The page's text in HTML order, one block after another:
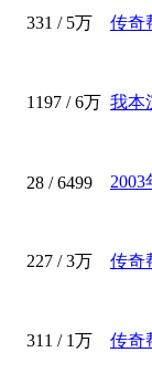
331 / 5万 传奇
1197 /6万 我本
28 / 6499
227 /3万 传奇
311 / 1万 传奇